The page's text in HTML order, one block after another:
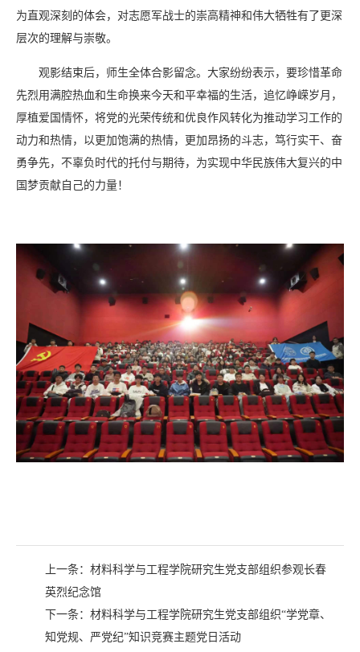
为直观深刻的体会，对志愿军战士的崇高精神和伟大牺牲有了更深
层次的理解与崇敬。
观影结束后，师生全体合影留念。大家纷纷表示，要珍惜革命
先烈用满腔热血和生命换来今天和平幸福的生活，追忆峥嵘岁月，
厚植爱国情怀，将党的光荣传统和优良作风转化为推动学习工作的
动力和热情，以更加饱满的热情，更加昂扬的斗志，笃行实干、奋
勇争先，不辜负时代的托付与期待，为实现中华民族伟大复兴的中
国梦贡献自己的力量！
上一条： 材料科学与工程学院研究生党支部组织参观长春
英烈纪念馆
下一条： 材料科学与工程学院研究生党支部组织“学党章、
知党规、严党纪”知识竞赛主题党日活动